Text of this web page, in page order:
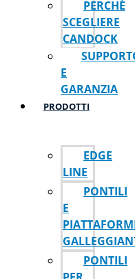
PERCHÉ
SCEGLIERE
CANDOCK
E
GARANZIA
PRODOTTI
EDGE
LINE
PONTILI
E
PONTILI